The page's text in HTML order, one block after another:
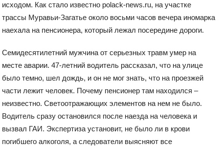
исходом. Как стало известно polack-news.ru, на участке
трассы Муравьи-Загатье около восьми часов вечера иномарка
наехала на пенсионера, который лежал посередине дороги.
Семидесятилетний мужчина от серьезных травм умер на
месте аварии. 47-летний водитель рассказал, что на улице
было темно, шел дождь, и он не мог знать, что на проезжей
части лежит человек. Почему пенсионер там находился –
неизвестно. Светоотражающих элементов на нем не было.
Водитель сразу остановился после наезда на человека и
вызвал ГАИ. Экспертиза установит, не было ли в крови
погибшего алкоголя, а следователи выясняют все